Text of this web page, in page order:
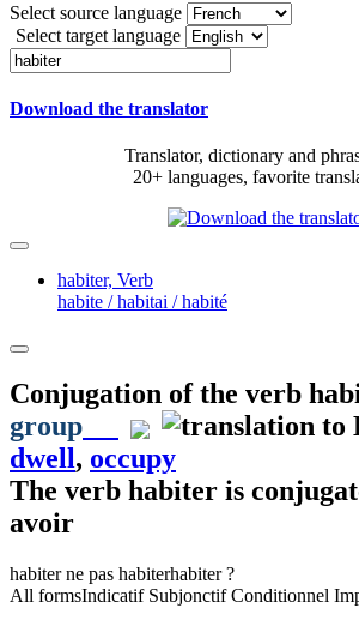
Select source language
Select target language
Download the translator
Translator, dictionary and
20+ languages, favorite
habiter, Verb
habite / habitai / habité
Conjugation of the verb
group
dwell, occupy
The verb habiter is
avoir
habiterne pas habiterhabiter ?
All formsIndicatif Subjonctif Conditionnel